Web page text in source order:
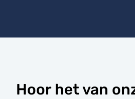
Hoor het van